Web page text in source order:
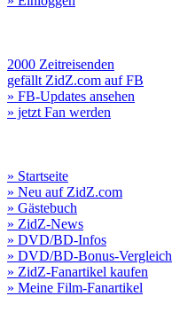
2000 Zeitreisenden
gefällt ZidZ.com auf FB
» FB-Updates ansehen
» jetzt Fan werden
» Startseite
» Neu auf ZidZ.com
» Gästebuch
» ZidZ-News
» DVD/BD-Infos
» DVD/BD-Bonus-Vergleich
» ZidZ-Fanartikel kaufen
» Meine Film-Fanartikel